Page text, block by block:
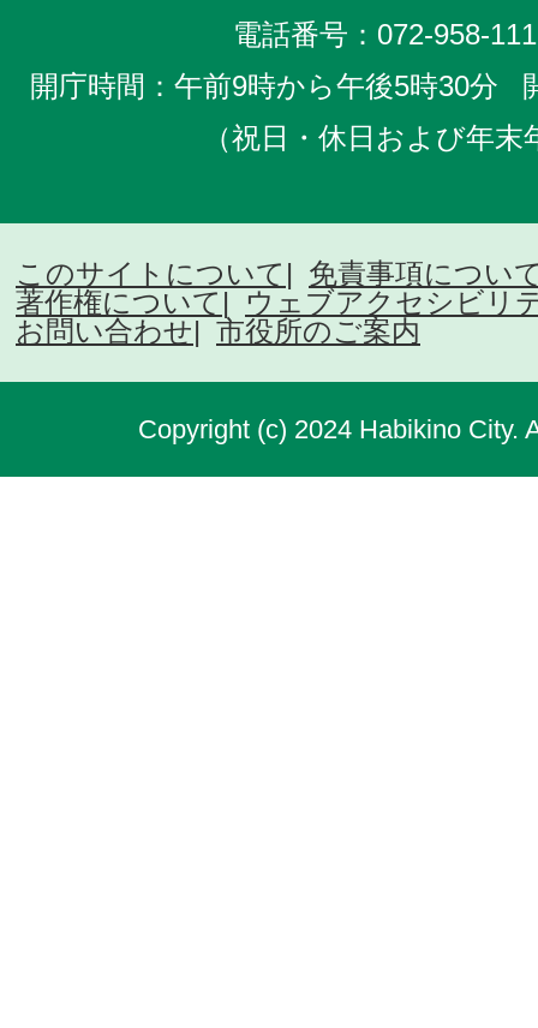
電話番号： 072-958-
開庁時間：午前9時から午後5時30分
（祝日・休日および年
このサイトについて
免責事項につい
著作権について
ウェブアクセシビリ
お問い合わせ
市役所のご案内
Copyright (c) 2024 Habikino City.